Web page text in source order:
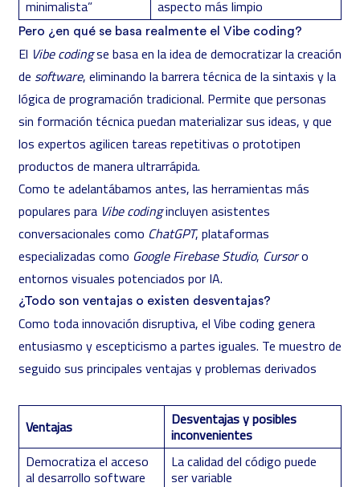
minimalista” aspecto más limpio
Pero ¿en qué se basa realmente el Vibe coding?
El Vibe codingse basa en la idea de democratizar la creación
de software, eliminando la barrera técnica de la sintaxis y la
lógica de programación tradicional. Permite que personas
sin formación técnica puedan materializar sus ideas, y que
los expertos agilicen tareas repetitivas o prototipen
productos de manera ultrarrápida.
Como te adelantábamos antes, las herramientas más
populares para Vibe codingincluyen asistentes
conversacionales como ChatGPT, plataformas
especializadas como Google Firebase Studio, Cursoro
entornos visuales potenciados por IA.
¿Todo son ventajas o existen desventajas?
Como toda innovación disruptiva, el Vibe coding genera
entusiasmo y escepticismo a partes iguales. Te muestro de
seguido sus principales ventajas y problemas derivados
Ventajas
Desventajas y posibles
inconvenientes
Democratiza el acceso
al desarrollo software
La calidad del código puede
ser variable